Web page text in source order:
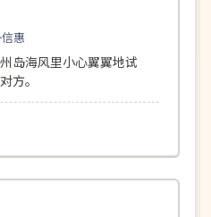
惠
岛海风里小心翼翼地试
方。
117分钟